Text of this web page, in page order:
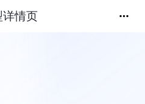
详情页